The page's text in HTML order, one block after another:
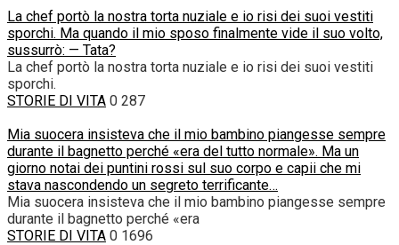
La chef portò la nostra torta nuziale e io risi dei suoi vestiti
sporchi. Ma quando il mio sposo finalmente vide il suo volto,
sussurrò: — Tata?
La chef portò la nostra torta nuziale e io risi dei suoi vestiti
sporchi.
STORIE DI VITA 0 287
Mia suocera insisteva che il mio bambino piangesse sempre
durante il bagnetto perché «era del tutto normale». Ma un
giorno notai dei puntini rossi sul suo corpo e capii che mi
stava nascondendo un segreto terrificante…
Mia suocera insisteva che il mio bambino piangesse sempre
durante il bagnetto perché «era
STORIE DI VITA 0 1696